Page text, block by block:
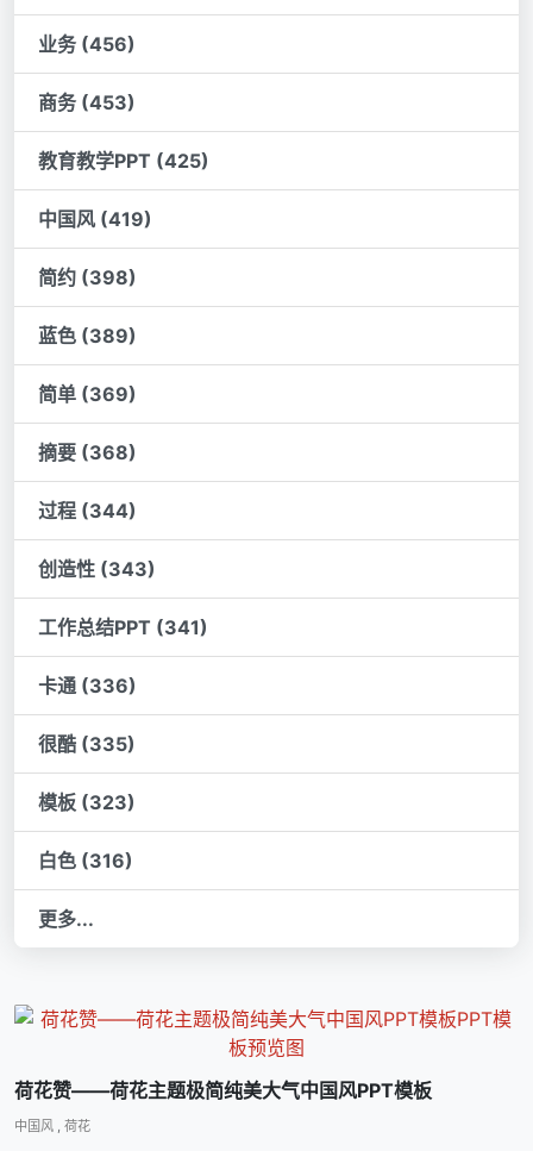
业务 (456)
商务 (453)
教育教学PPT (425)
中国风 (419)
简约 (398)
蓝色 (389)
简单 (369)
摘要 (368)
过程 (344)
创造性 (343)
工作总结PPT (341)
卡通 (336)
很酷 (335)
模板 (323)
白色 (316)
更多...
荷花赞――荷花主题极简纯美大气中国风PPT模板
中国风 , 荷花